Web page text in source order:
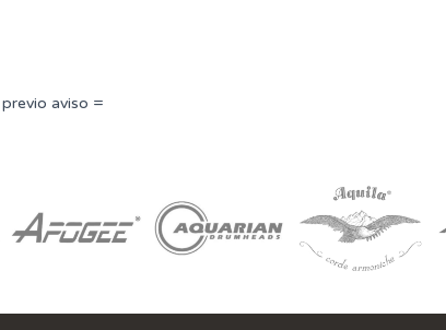
aviso =